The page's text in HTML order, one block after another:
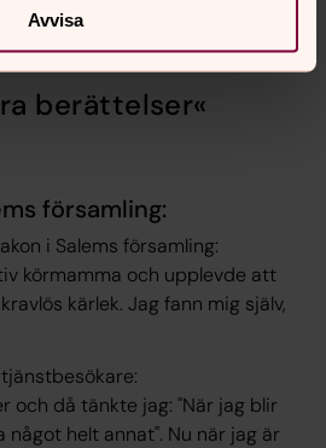
Avvisa
berättelser«
församling:
i Salems församling:
körmamma och upplevde att
kärlek. Jag fann mig själv,
och då tänkte jag: "När jag blir
något helt annat". Nu när jag är